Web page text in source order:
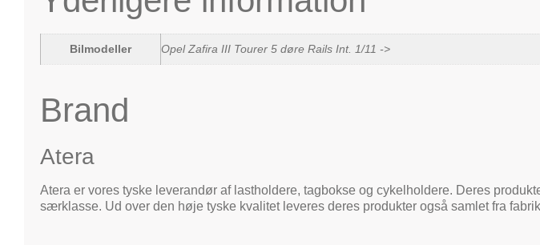
Bilmodeller Opel Zafira III Tourer 5 døre Rails Int. 1/11 ->
Brand
Atera
Atera er vores tyske leverandør af lastholdere, tagbokse og cykelholdere. Deres
særklasse. Ud over den høje tyske kvalitet leveres deres produkter også samlet fra